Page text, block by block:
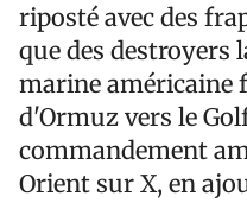
riposté avec des
que des destroyers
marine américaine
d'Ormuz vers le
commandement
Orient sur X, en